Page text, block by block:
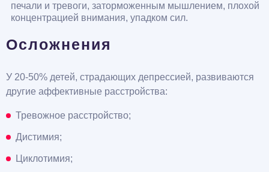
печали и тревоги, заторможенным мышлением, плохой
концентрацией внимания, упадком сил.
Осложнения
У 20-50% детей, страдающих депрессией, развиваются
другие аффективные расстройства:
Тревожное расстройство;
Дистимия;
Циклотимия;